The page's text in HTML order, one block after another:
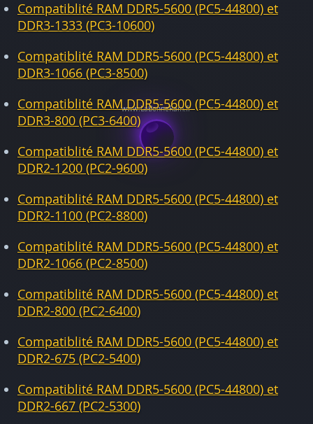
Compatiblité RAM DDR5-5600 (PC5-44800) et
DDR3-1333 (PC3-10600)
Compatiblité RAM DDR5-5600 (PC5-44800) et
DDR3-1066 (PC3-8500)
Compatiblité RAM DDR5-5600 (PC5-44800) et
DDR3-800 (PC3-6400)
Compatiblité RAM DDR5-5600 (PC5-44800) et
DDR2-1200 (PC2-9600)
Compatiblité RAM DDR5-5600 (PC5-44800) et
DDR2-1100 (PC2-8800)
Compatiblité RAM DDR5-5600 (PC5-44800) et
DDR2-1066 (PC2-8500)
Compatiblité RAM DDR5-5600 (PC5-44800) et
DDR2-800 (PC2-6400)
Compatiblité RAM DDR5-5600 (PC5-44800) et
DDR2-675 (PC2-5400)
Compatiblité RAM DDR5-5600 (PC5-44800) et
DDR2-667 (PC2-5300)